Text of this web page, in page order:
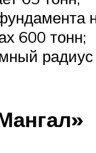
600 тонн;
радиус